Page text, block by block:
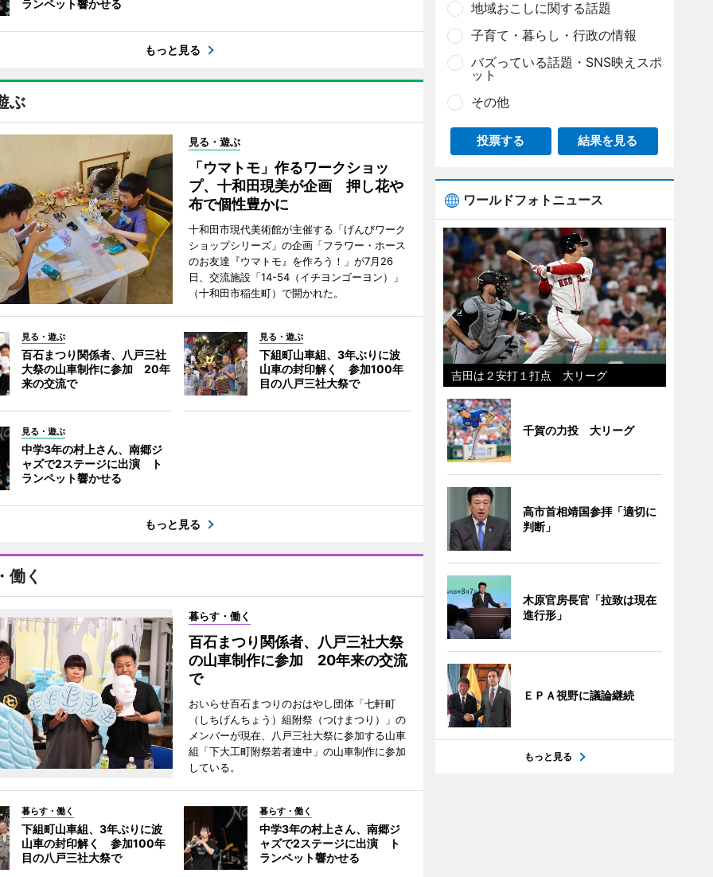
ランペット響かせる
もっと見る
ぶ
見る・遊ぶ
「ウマトモ」作るワークショッ
プ、十和田現美が企画 押し花や
布で個性豊かに
十和田市現代美術館が主催する「げんびワーク
ショップシリーズ」の企画「フラワー・ホース
のお友達『ウマトモ』を作ろう！」が7月26
日、交流施設「14-54（イチヨンゴーヨン）」
（十和田市稲生町）で開かれた。
見る・遊ぶ
百石まつり関係者、八戸三社
大祭の山車制作に参加 20年
来の交流で
見る・遊ぶ
下組町山車組、3年ぶりに波
山車の封印解く 参加100年
目の八戸三社大祭で
見る・遊ぶ
中学3年の村上さん、南郷ジ
ャズで2ステージに出演 ト
ランペット響かせる
もっと見る
働く
暮らす・働く
百石まつり関係者、八戸三社大祭
の山車制作に参加 20年来の交流
で
おいらせ百石まつりのおはやし団体「七軒町
（しちげんちょう）組附祭（つけまつり）」の
メンバーが現在、八戸三社大祭に参加する山車
組「下大工町附祭若者連中」の山車制作に参加
している。
暮らす・働く
下組町山車組、3年ぶりに波
山車の封印解く 参加100年
目の八戸三社大祭で
暮らす・働く
中学3年の村上さん、南郷ジ
ャズで2ステージに出演 ト
ランペット響かせる
地域おこしに関する話題
子育て・暮らし・行政の情報
バズっている話題・SNS映えスポ
ット
その他
投票する 結果を見る
ワールドフォトニュース
吉田は２安打１打点 大リーグ
千賀の力投 大リーグ
高市首相靖国参拝「適切に
判断」
木原官房長官「拉致は現在
進行形」
ＥＰＡ視野に議論継続
もっと見る